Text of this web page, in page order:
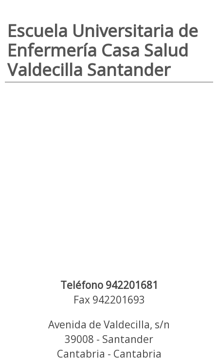
Escuela Universitaria de
Enfermería Casa Salud
Valdecilla Santander
Teléfono 942201681
Fax 942201693
Avenida de Valdecilla, s/n
39008 - Santander
Cantabria - Cantabria